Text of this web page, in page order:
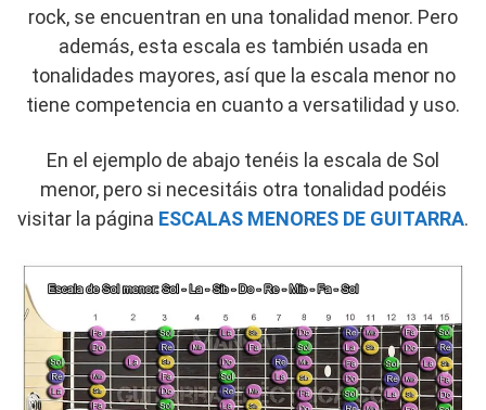
rock, se encuentran en una tonalidad menor. Pero
además, esta escala es también usada en
tonalidades mayores, así que la escala menor no
tiene competencia en cuanto a versatilidad y uso.
En el ejemplo de abajo tenéis la escala de Sol
menor, pero si necesitáis otra tonalidad podéis
visitar la página ESCALAS MENORES DE GUITARRA.